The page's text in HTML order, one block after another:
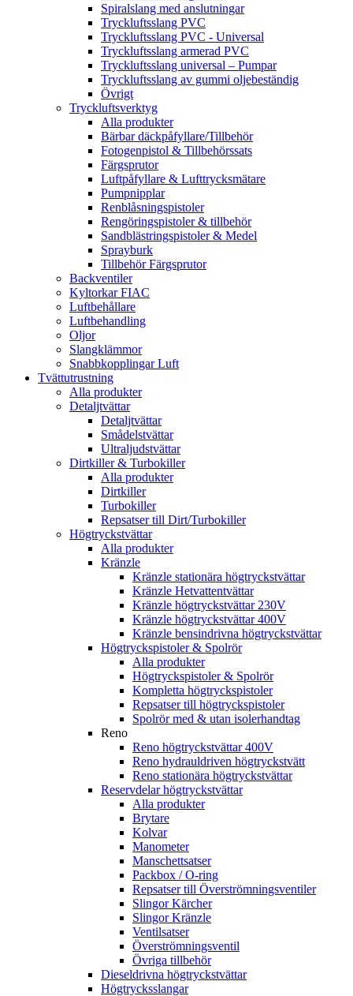
Spiralslang med anslutningar
Tryckluftsslang PVC
Tryckluftsslang PVC - Universal
Tryckluftsslang armerad PVC
Tryckluftsslang universal – Pumpar
Tryckluftsslang av gummi oljebeständig
Övrigt
Tryckluftsverktyg
Alla produkter
Bärbar däckpåfyllare/Tillbehör
Fotogenpistol & Tillbehörssats
Färgsprutor
Luftpåfyllare & Lufttrycksmätare
Pumpnipplar
Renblåsningspistoler
Rengöringspistoler & tillbehör
Sandblästringspistoler & Medel
Sprayburk
Tillbehör Färgsprutor
Backventiler
Kyltorkar FIAC
Luftbehållare
Luftbehandling
Oljor
Slangklämmor
Snabbkopplingar Luft
Tvättutrustning
Alla produkter
Detaljtvättar
Detaljtvättar
Smådelstvättar
Ultraljudstvättar
Dirtkiller & Turbokiller
Alla produkter
Dirtkiller
Turbokiller
Repsatser till Dirt/Turbokiller
Högtryckstvättar
Alla produkter
Kränzle
Kränzle stationära högtryckstvättar
Kränzle Hetvattentvättar
Kränzle högtryckstvättar 230V
Kränzle högtryckstvättar 400V
Kränzle bensindrivna högtryckstvättar
Högtryckspistoler & Spolrör
Alla produkter
Högtryckspistoler & Spolrör
Kompletta högtryckspistoler
Repsatser till högtryckspistoler
Spolrör med & utan isolerhandtag
Reno
Reno högtryckstvättar 400V
Reno hydrauldriven högtryckstvätt
Reno stationära högtryckstvättar
Reservdelar högtryckstvättar
Alla produkter
Brytare
Kolvar
Manometer
Manschettsatser
Packbox / O-ring
Repsatser till Överströmningsventiler
Slingor Kärcher
Slingor Kränzle
Ventilsatser
Överströmningsventil
Övriga tillbehör
Dieseldrivna högtryckstvättar
Högtrycksslangar